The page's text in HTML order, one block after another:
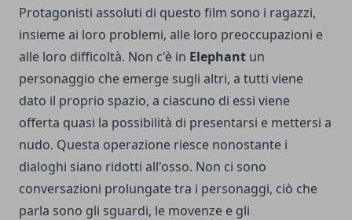
Protagonisti assoluti di questo film sono i ragazzi,
insieme ai loro problemi, alle loro preoccupazioni e
alle loro difficoltà. Non c'è in Elephant un
personaggio che emerge sugli altri, a tutti viene
dato il proprio spazio, a ciascuno di essi viene
offerta quasi la possibilità di presentarsi e mettersi a
nudo. Questa operazione riesce nonostante i
dialoghi siano ridotti all'osso. Non ci sono
conversazioni prolungate tra i personaggi, ciò che
parla sono gli sguardi, le movenze e gli